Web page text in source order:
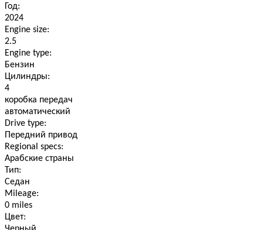
Год:
2024
Engine size:
2.5
Engine type:
Бензин
Цилиндры:
4
коробка передач
автоматический
Drive type:
Передний привод
Regional specs:
Арабские страны
Тип:
Седан
Mileage:
0 miles
Цвет: